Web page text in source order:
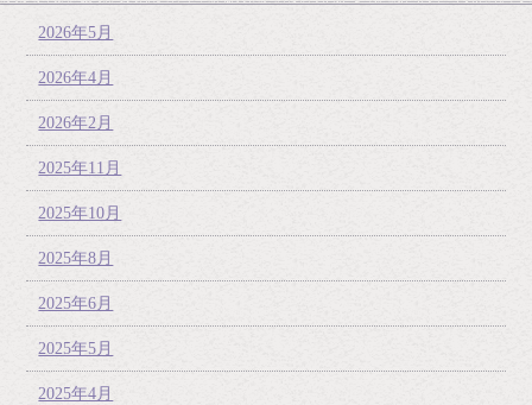
2026年5月
2026年4月
2026年2月
2025年11月
2025年10月
2025年8月
2025年6月
2025年5月
2025年4月